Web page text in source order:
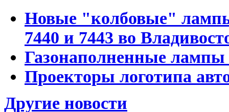
Новые "колбовые"
7440 и 7443 во
Газонаполненные лампы
Проекторы логотипа
Другие новости